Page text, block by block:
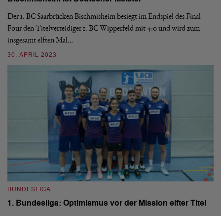
Der 1. BC Saarbrücken Bischmisheim besiegt im Endspiel des Final
Four den Titelverteidiger 1. BC Wipperfeld mit 4:0 und wird zum
insgesamt elften Mal…
30. APRIL 2023
BUNDESLIGA
1. Bundesliga: Optimismus vor der Mission elfter Titel